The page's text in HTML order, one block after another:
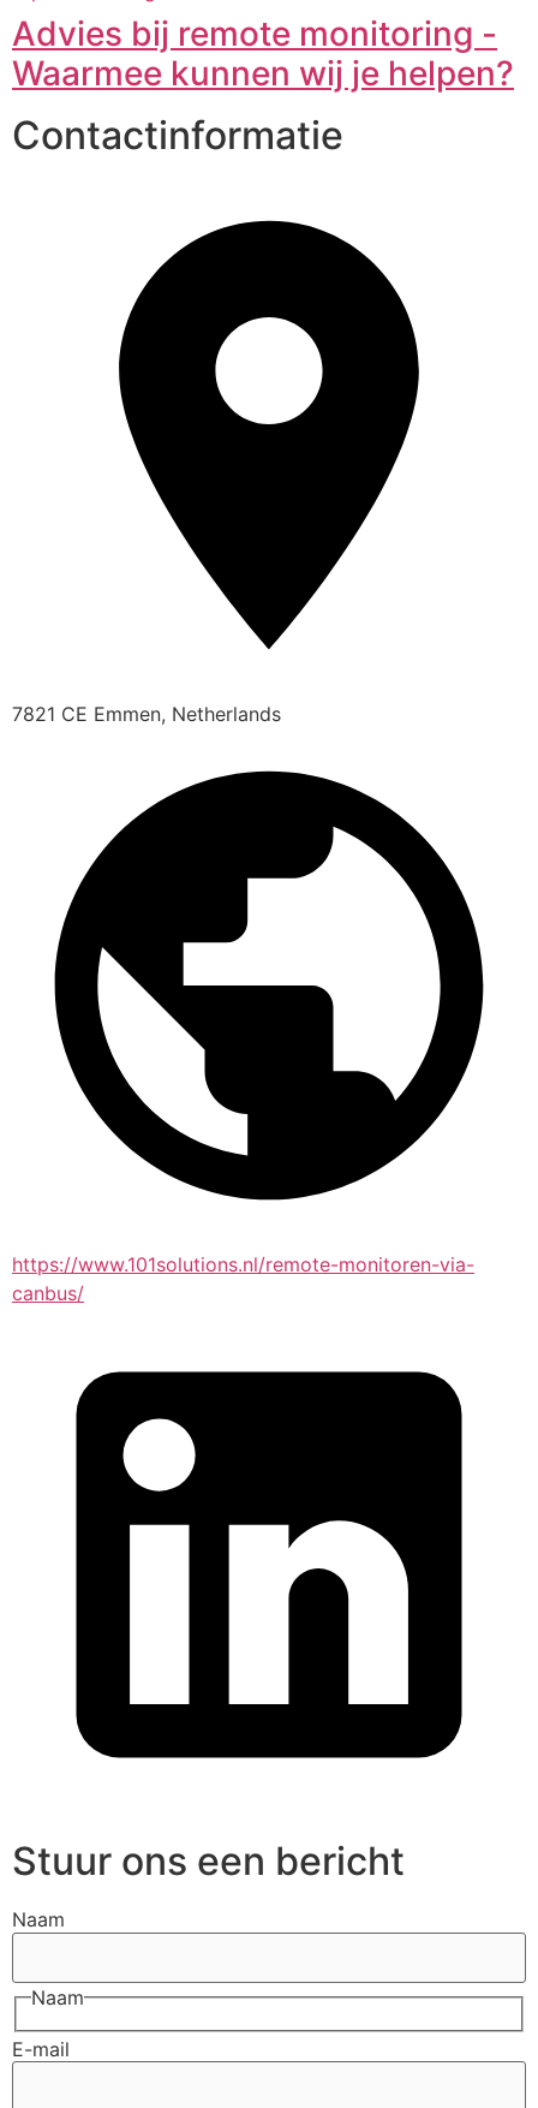
Advies bij remote monitoring -
Waarmee kunnen wij je helpen?
Contactinformatie
7821 CE Emmen, Netherlands
https://www.101solutions.nl/remote-monitoren-via-
canbus/
Stuur ons een bericht
Naam
Naam
E-mail